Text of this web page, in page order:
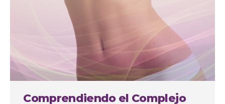
Comprendiendo el Complejo